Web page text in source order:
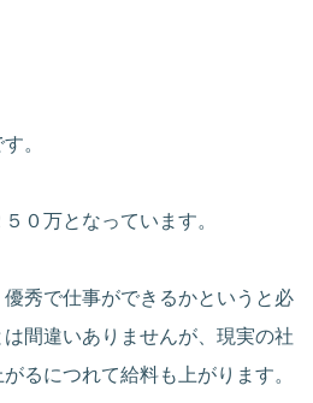
。
０万となっています。
秀で仕事ができるかというと必
間違いありませんが、現実の社
るにつれて給料も上がります。